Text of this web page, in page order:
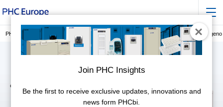
PHC Europe, miembro de PHC Group INCUBACIÓN Generadores de nitrógeno
Generadores de nitrógeno
HF30P
Join PHC Insights
Be the first to receive exclusive updates, innovations and
news form PHCbi.